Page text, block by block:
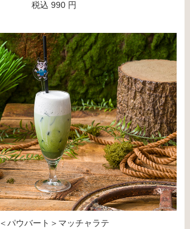
税込 990 円
＜パウバート＞マッチャラテ